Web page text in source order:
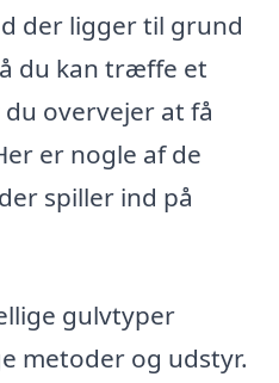
der ligger til grund
du kan træffe et
overvejer at få
er nogle af de
spiller ind på
gulvtyper
metoder og udstyr.